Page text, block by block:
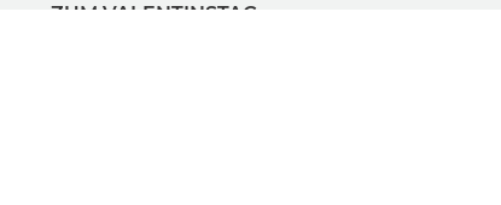
ZUM VALENTINSTAG